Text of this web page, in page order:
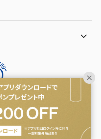
TANP（タンプ）
Inc.